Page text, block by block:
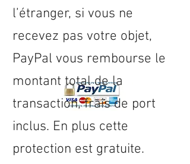
l’étranger, si vous ne
recevez pas votre objet,
PayPal vous rembourse le
montant total de la
transaction, frais de port
inclus. En plus cette
protection est gratuite.